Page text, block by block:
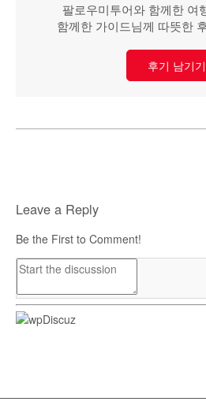
팔로우미투어와 함께한 여
함께한 가이드님께 따뜻한
후기 남기기
Leave a Reply
Be the First to Comment!